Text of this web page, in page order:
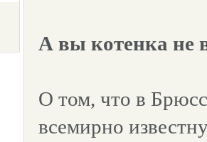
А вы котенка не
О том, что в
всемирно